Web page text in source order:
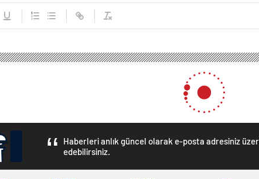
Haberleri anlık güncel olarak e-posta adresiniz
edebilirsiniz.